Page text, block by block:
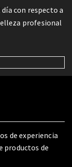
con respecto a
profesional
de experiencia
productos de